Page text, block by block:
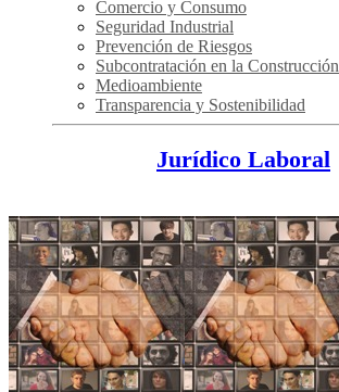
Comercio y Consumo
Seguridad Industrial
Prevención de Riesgos
Subcontratación en la Construcción
Medioambiente
Transparencia y Sostenibilidad
Jurídico Laboral